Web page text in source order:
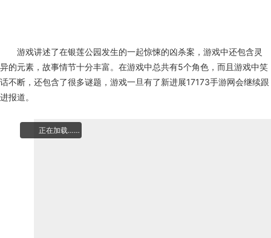
游戏讲述了在银莲公园发生的一起惊悚的凶杀案，游戏中还包含灵
异的元素，故事情节十分丰富。在游戏中总共有5个角色，而且游戏中笑
话不断，还包含了很多谜题，游戏一旦有了新进展17173手游网会继续跟
进报道。
正在加载……